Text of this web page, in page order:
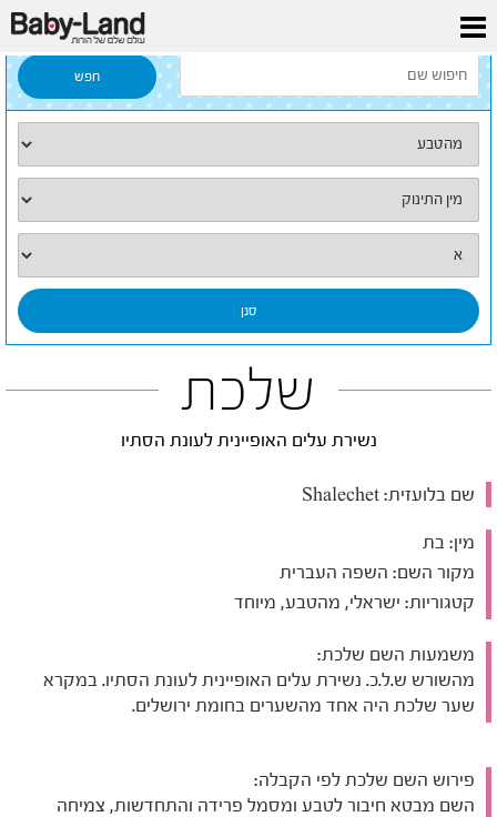
דף הבית
שלכת
נשירת עלים האופיינית לעונת הסתיו
שם בלועזית:
מין: בת
מקור השם: השפה העברית
קטגוריות: ישראלי, מהטבע, מיוחד
משמעות השם שלכת:
מהשורש ש.ל.כ. נשירת עלים האופיינית לעונת הסתיו. במקרא
שער שלכת היה אחד מהשערים בחומת ירושלים.
פירוש השם שלכת לפי הקבלה:
השם מבטא חיבור לטבע ומסמל פרידה והתחדשות, צמיחה